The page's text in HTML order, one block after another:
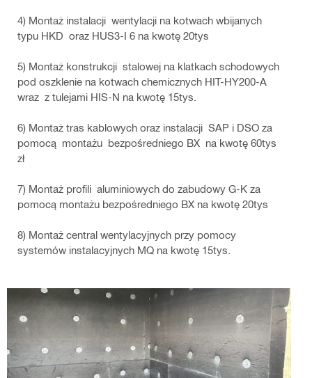
4) Montaż instalacji wentylacji na kotwach wbijanych
typu HKD oraz HUS3-I 6 na kwotę 20tys
5) Montaż konstrukcji stalowej na klatkach schodowych
pod oszklenie na kotwach chemicznych HIT-HY200-A
wraz z tulejami HIS-N na kwotę 15tys.
6) Montaż tras kablowych oraz instalacji SAP i DSO za
pomocą montażu bezpośredniego BX na kwotę 60tys
zł
7) Montaż profili aluminiowych do zabudowy G-K za
pomocą montażu bezpośredniego BX na kwotę 20tys
8) Montaż central wentylacyjnych przy pomocy
systemów instalacyjnych MQ na kwotę 15tys.